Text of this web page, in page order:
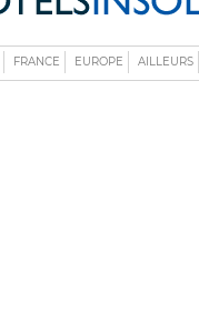
FRANCE EUROPE AILLEURS